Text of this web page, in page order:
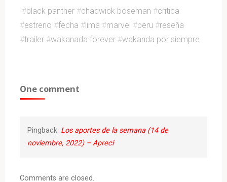
#black panther #chadwick boseman #critica
#estreno #fecha #lima #marvel #peru #reseña
#trailer #wakanada forever #wakanda por siempre
One comment
Pingback: Los aportes de la semana (14 de
noviembre, 2022) – Apreci
Comments are closed.